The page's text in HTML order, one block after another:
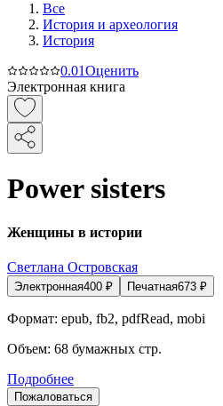
Все
История и археология
История
0.01Оценить
Электронная книга
Power sisters
Женщины в истории
Светлана Островская
Электронная400 ₽ Печатная673 ₽
Формат: epub, fb2, pdfRead, mobi
Объем: 68 бумажных стр.
Подробнее
Пожаловаться